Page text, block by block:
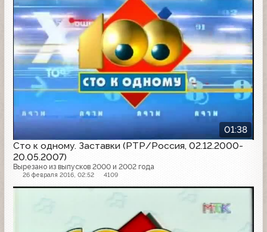
01:38
Сто к одному. Заставки (РТР/Россия, 02.12.2000-
20.05.2007)
Вырезано из выпусков 2000 и 2002 года
26 февраля 2016, 02:52 4109